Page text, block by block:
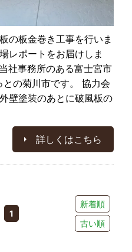
の板金巻き工事を行いま
レポートをお届けしま
社事務所のある富士宮市
の菊川市です。 協力会
壁塗装のあとに破風板の
詳しくはこちら
1
新着順
古い順